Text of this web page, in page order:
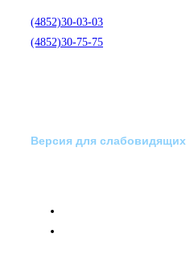
(4852)30-03-03
(4852)30-75-75
Версия для слабовидящих